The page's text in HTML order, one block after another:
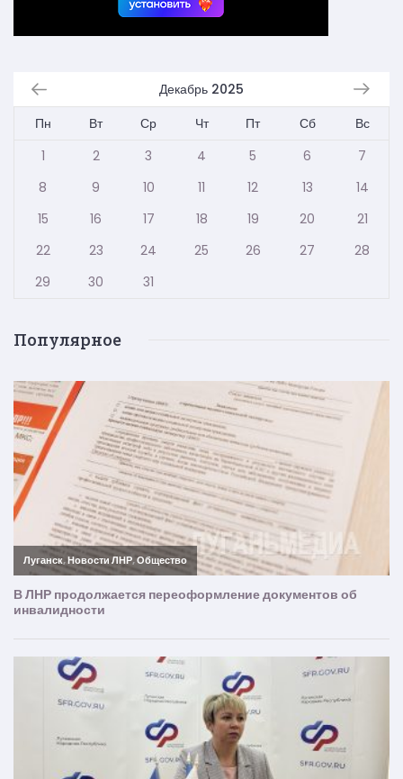
Декабрь 2025
Пн
Вт Ср Чт Пт Сб
Вс
1
2 3 4 5 6
7
8
9 10 11 12 13
14
15
16 17 18 19 20
21
22
23 24 25 26 27
28
29
30 31
Популярное